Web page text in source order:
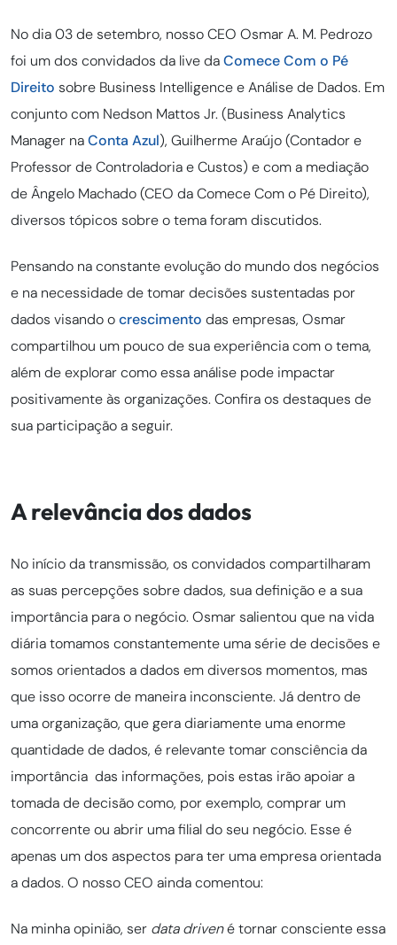
No dia 03 de setembro, nosso CEO Osmar A. M. Pedrozo
foi um dos convidados da live daComece Com o Pé
Direito sobre Business Intelligence e Análise de Dados. Em
conjunto com Nedson Mattos Jr. (Business Analytics
Manager naConta Azul), Guilherme Araújo (Contador e
Professor de Controladoria e Custos) e com a mediação
de Ângelo Machado (CEO da Comece Com o Pé Direito),
diversos tópicos sobre o tema foram discutidos.
Pensando na constante evolução do mundo dos negócios
e na necessidade de tomar decisões sustentadas por
dados visando ocrescimento das empresas, Osmar
compartilhou um pouco de sua experiência com o tema,
além de explorar como essa análise pode impactar
positivamente às organizações. Confira os destaques de
sua participação a seguir.
A relevância dos dados
No início da transmissão, os convidados compartilharam
as suas percepções sobre dados, sua definição e a sua
importância para o negócio. Osmar salientou que na vida
diária tomamos constantemente uma série de decisões e
somos orientados a dados em diversos momentos, mas
que isso ocorre de maneira inconsciente. Já dentro de
uma organização, que gera diariamente uma enorme
quantidade de dados, é relevante tomar consciência da
importância das informações, pois estas irão apoiar a
tomada de decisão como, por exemplo, comprar um
concorrente ou abrir uma filial do seu negócio. Esse é
apenas um dos aspectos para ter uma empresa orientada
a dados. O nosso CEO ainda comentou:
Na minha opinião, ser data drivené tornar consciente essa